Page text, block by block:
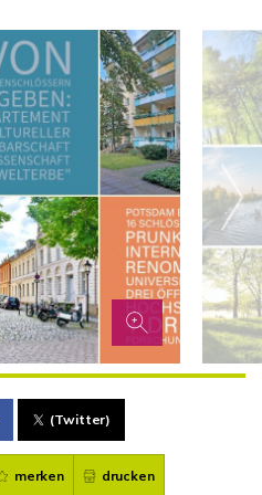
(Twitter)
merken drucken